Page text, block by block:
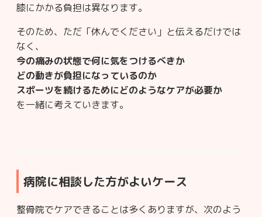
膝にかかる負担は異なります。
そのため、ただ「休んでください」と伝えるだけでは
なく、
今の痛みの状態で何に気をつけるべきか
どの動きが負担になっているのか
スポーツを続けるためにどのようなケアが必要か
を一緒に考えていきます。
病院に相談した方がよいケース
整骨院でケアできることは多くありますが、次のよう